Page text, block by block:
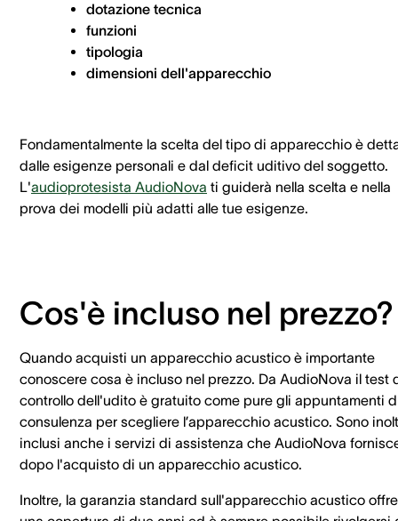
dotazione tecnica
funzioni
tipologia
dimensioni dell'apparecchio
Fondamentalmente la scelta del tipo di apparecchio è
dalle esigenze personali e dal deficit uditivo del soggetto.
L'audioprotesista AudioNova ti guiderà nella scelta e nella
prova dei modelli più adatti alle tue esigenze.
Cos'è incluso nel prezzo?
Quando acquisti un apparecchio acustico è importante
conoscere cosa è incluso nel prezzo. Da AudioNova il test
controllo dell'udito è gratuito come pure gli appuntamenti
consulenza per scegliere l’apparecchio acustico. Sono
inclusi anche i servizi di assistenza che AudioNova
dopo l'acquisto di un apparecchio acustico.
Inoltre, la garanzia standard sull'apparecchio acustico offre